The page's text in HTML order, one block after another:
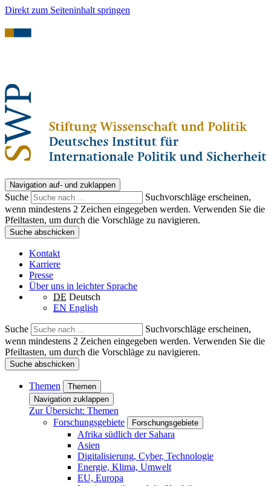
Direkt zum Seiteninhalt springen
Navigation auf- und zuklappen
Suche
Suchvorschläge erscheinen,
wenn mindestens 2 Zeichen eingegeben werden. Verwenden Sie die
Pfeiltasten, um durch die Vorschläge zu navigieren.
Suche abschicken
Kontakt
Karriere
Presse
Über uns in leichter Sprache
DE Deutsch
EN English
Suche
Suchvorschläge erscheinen,
wenn mindestens 2 Zeichen eingegeben werden. Verwenden Sie die
Pfeiltasten, um durch die Vorschläge zu navigieren.
Suche abschicken
Themen
Themen
Navigation zuklappen
Zur Übersicht: Themen
Forschungsgebiete
Forschungsgebiete
Afrika südlich der Sahara
Asien
Digitalisierung, Cyber, Technologie
Energie, Klima, Umwelt
EU, Europa